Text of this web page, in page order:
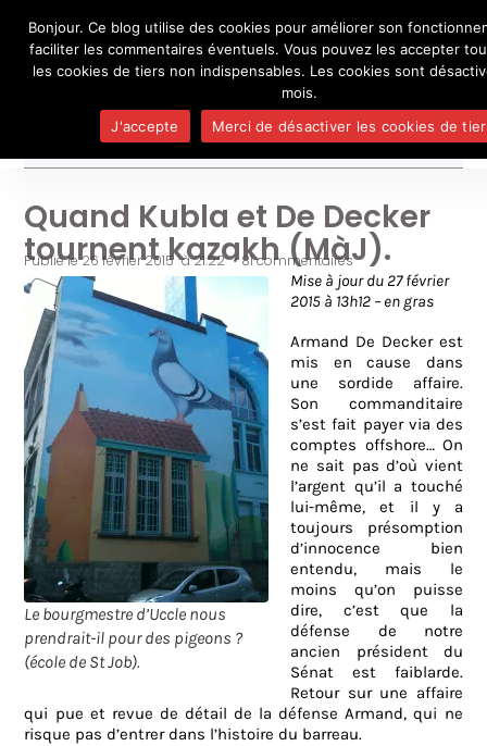
UN BLOG DESEL
Je pense, donc je ne suis personne
L'auteur
Quand Kubla et De Decker
tournent kazakh (MàJ).
Publié le26 février 2015 à21:22 •81 commentaires
Le bourgmestre d’Uccle nous
prendrait-il pour des pigeons ?
(école de St Job).
Mise à jour du 27 février
2015 à 13h12 – en gras
Armand De Decker est
mis en cause dans
une sordide affaire.
Son commanditaire
s’est fait payer via des
comptes offshore… On
ne sait pas d’où vient
l’argent qu’il a touché
lui-même, et il y a
toujours présomption
d’innocence bien
entendu, mais le
moins qu’on puisse
dire, c’est que la
défense de notre
ancien président du
Sénat est faiblarde.
Retour sur une affaire
qui pue et revue de détail de la défense Armand, qui ne
risque pas d’entrer dans l’histoire du barreau.
Bonjour. Ce blog utilise des cookies pour améliorer son
faciliter les commentaires éventuels. Vous pouvez les accepter
les cookies de tiers non indispensables. Les cookies sont
mois.
J'accepte
Merci de désactiver les cookies de